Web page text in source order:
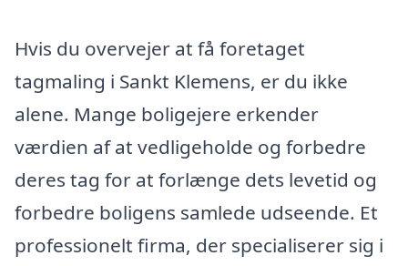
Hvis du overvejer at få foretaget
tagmaling i Sankt Klemens, er du ikke
alene. Mange boligejere erkender
værdien af at vedligeholde og forbedre
deres tag for at forlænge dets levetid og
forbedre boligens samlede udseende. Et
professionelt firma, der specialiserer sig i